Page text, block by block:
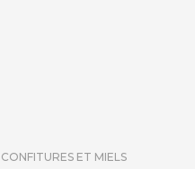
CONFITURES ET MIELS